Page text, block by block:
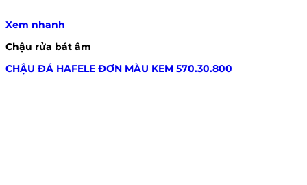
Xem nhanh
Chậu rửa bát âm
CHẬU ĐÁ HAFELE ĐƠN MÀU KEM 570.30.800